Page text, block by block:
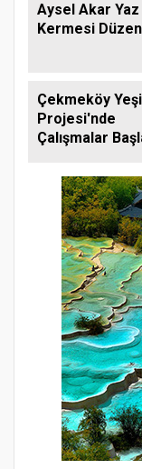
Aysel Akar Yaz
Kermesi
Çekmeköy
Projesi'nde
Çalışmalar